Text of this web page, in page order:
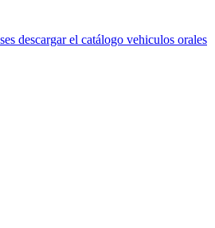
descargar el catálogo vehiculos orales